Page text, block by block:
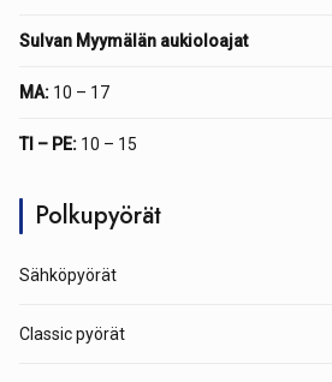
Sulvan Myymälän aukioloajat
MA: 10 – 17
TI – PE: 10 – 15
Polkupyörät
Sähköpyörät
Classic pyörät